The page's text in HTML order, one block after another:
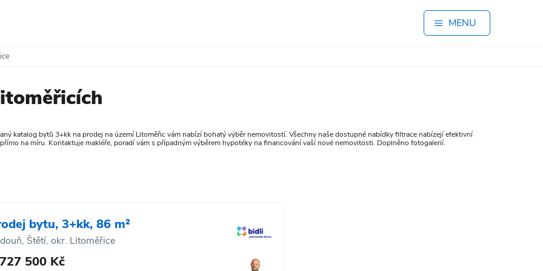
MENU
katalog bytů 3+kk na prodej na území Litoměřic vám nabízí bohatý výběr nemovitostí. Všechny naše dostupné nabídky filtrace nabízejí efektivní
na míru. Kontaktuje makléře, poradí vám s případným výběrem hypotéky na financování vaší nové nemovitosti. Doplněno fotogalerií.
bytu, 3+kk, 86 m²
Štětí, okr. Litoměřice
500 Kč